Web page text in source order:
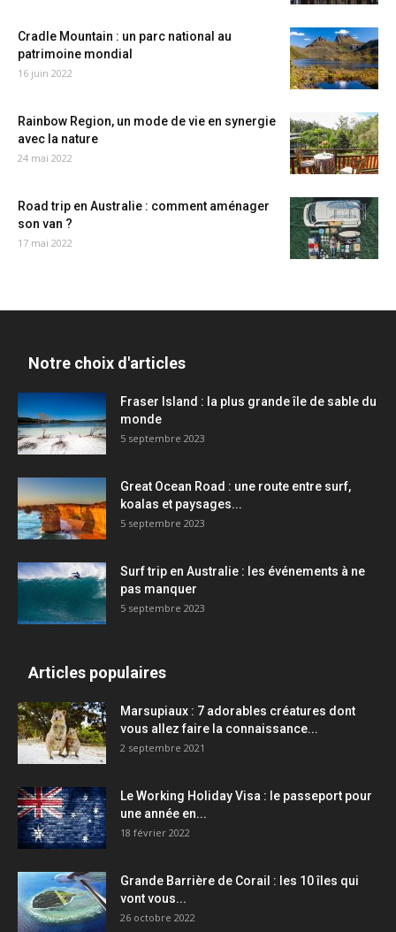
Cradle Mountain : un parc national au
patrimoine mondial
16 juin 2022
Rainbow Region, un mode de vie en synergie
avec la nature
24 mai 2022
Road trip en Australie : comment aménager
son van ?
17 mai 2022
Notre choix d'articles
Fraser Island : la plus grande île de sable du
monde
5 septembre 2023
Great Ocean Road : une route entre surf,
koalas et paysages...
5 septembre 2023
Surf trip en Australie : les événements à ne
pas manquer
5 septembre 2023
Articles populaires
Marsupiaux : 7 adorables créatures dont
vous allez faire la connaissance...
2 septembre 2021
Le Working Holiday Visa : le passeport pour
une année en...
18 février 2022
Grande Barrière de Corail : les 10 îles qui
vont vous...
26 octobre 2022